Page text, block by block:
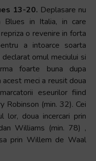
13-20. Deplasare nu
in Italia, in care
o revenire in forta
a intoarce soarta
omul meciului si
foarte buna dupa
meci a reusit doua
eseurilor fiind
Robinson (min. 32). Cei
lor, doua incercari prin
Williams (min. 78) ,
prin Willem de Waal